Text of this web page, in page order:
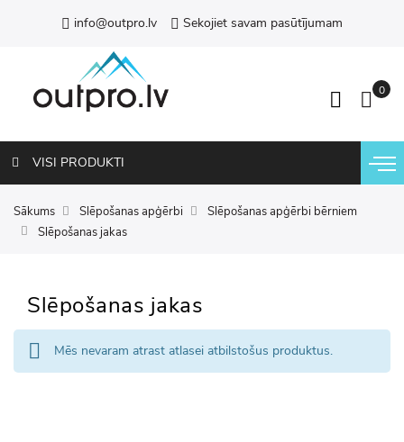
info@outpro.lv Sekojiet savam pasūtījumam
VISI PRODUKTI
Sākums Slēpošanas apģērbi
Slēpošanas apģērbi bērniem
Slēpošanas jakas
Slēpošanas jakas
Mēs nevaram atrast atlasei atbilstošus produktus.